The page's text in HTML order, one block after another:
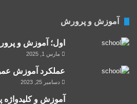
آموزش و پرورش
اول؛ آموزش و
مارس 1, 2025
عملکرد آموزش
دسامبر 25, 2023
آموزش و